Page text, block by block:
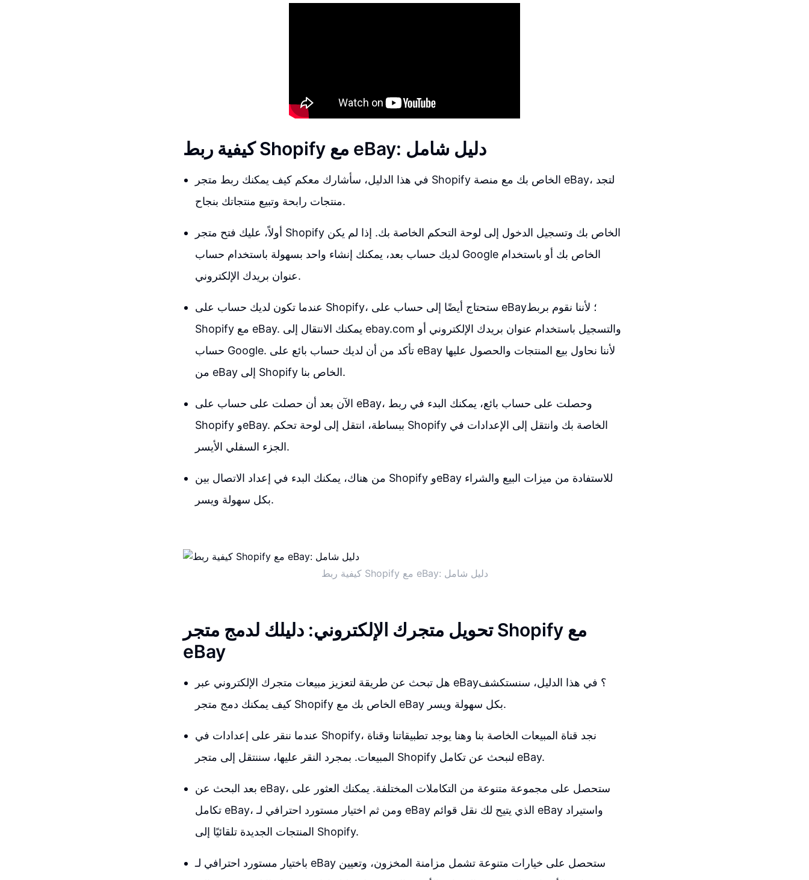
كيفية ربط Shopify مع eBay: دليل شامل
في هذا الدليل، سأشارك معكم كيف يمكنك ربط متجر Shopify الخاص بك مع منصة eBay، لتجد
منتجات رابحة وتبيع منتجاتك بنجاح.
أولاً، عليك فتح متجر Shopify الخاص بك وتسجيل الدخول إلى لوحة التحكم الخاصة بك. إذا لم يكن
لديك حساب بعد، يمكنك إنشاء واحد بسهولة باستخدام حساب Google الخاص بك أو باستخدام
عنوان بريدك الإلكتروني.
عندما تكون لديك حساب على Shopify، ستحتاج أيضًا إلى حساب على eBay؛ لأننا نقوم بربط
Shopify مع eBay. يمكنك الانتقال إلى ebay.com والتسجيل باستخدام عنوان بريدك الإلكتروني أو
حساب Google. تأكد من أن لديك حساب بائع على eBay لأننا نحاول بيع المنتجات والحصول عليها
من eBay إلى Shopify الخاص بنا.
الآن بعد أن حصلت على حساب على eBay، وحصلت على حساب بائع، يمكنك البدء في ربط
Shopify وeBay. ببساطة، انتقل إلى لوحة تحكم Shopify الخاصة بك وانتقل إلى الإعدادات في
الجزء السفلي الأيسر.
من هناك، يمكنك البدء في إعداد الاتصال بين Shopify وeBay للاستفادة من ميزات البيع والشراء
بكل سهولة ويسر.
كيفية ربط Shopify مع eBay: دليل شامل
تحويل متجرك الإلكتروني: دليلك لدمج متجر Shopify مع
eBay
هل تبحث عن طريقة لتعزيز مبيعات متجرك الإلكتروني عبر eBay؟ في هذا الدليل، سنستكشف
كيف يمكنك دمج متجر Shopify الخاص بك مع eBay بكل سهولة ويسر.
عندما ننقر على إعدادات في Shopify، نجد قناة المبيعات الخاصة بنا وهنا يوجد تطبيقاتنا وقناة
المبيعات. بمجرد النقر عليها، سننتقل إلى متجر Shopify لنبحث عن تكامل eBay.
بعد البحث عن eBay، ستحصل على مجموعة متنوعة من التكاملات المختلفة. يمكنك العثور على
تكامل eBay، ومن ثم اختيار مستورد احترافي لـ eBay الذي يتيح لك نقل قوائم eBay واستيراد
المنتجات الجديدة تلقائيًا إلى Shopify.
باختيار مستورد احترافي لـ eBay ستحصل على خيارات متنوعة تشمل مزامنة المخزون، وتعيين